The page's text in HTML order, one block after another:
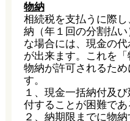
物納
相続税を支払うに際
納（年１回の分割払
な場合には、現金の
が出来ます。これを「
物納が許可されるた
す。
１、現金一括納付及
付することが困難で
２、納期限までに物